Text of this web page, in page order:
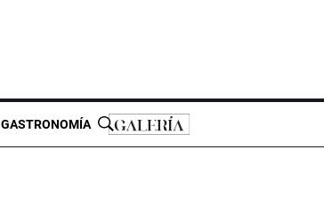
GASTRONOMÍA